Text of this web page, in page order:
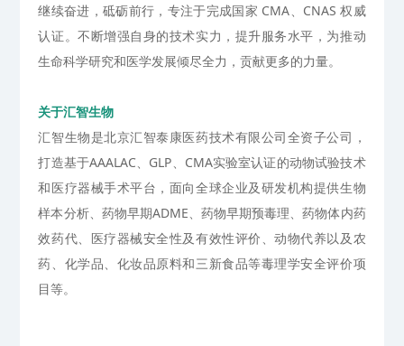
继续奋进，砥砺前行，专注于完成国家 CMA、CNAS 权威
认证。不断增强自身的技术实力，提升服务水平，为推动
生命科学研究和医学发展倾尽全力，贡献更多的力量。
关于汇智生物
汇智生物是北京汇智泰康医药技术有限公司全资子公司，
打造基于AAALAC、GLP、CMA实验室认证的动物试验技术
和医疗器械手术平台，面向全球企业及研发机构提供生物
样本分析、药物早期ADME、药物早期预毒理、药物体内药
效药代、医疗器械安全性及有效性评价、动物代养以及农
药、化学品、化妆品原料和三新食品等毒理学安全评价项
目等。